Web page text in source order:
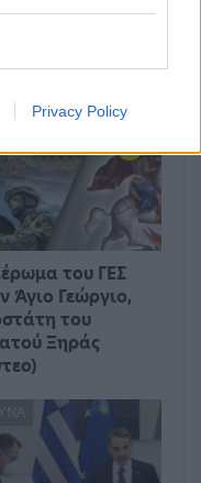
Privacy Policy
του ΓΕΣ
Άγιο Γεώργιο,
του
Ξηράς